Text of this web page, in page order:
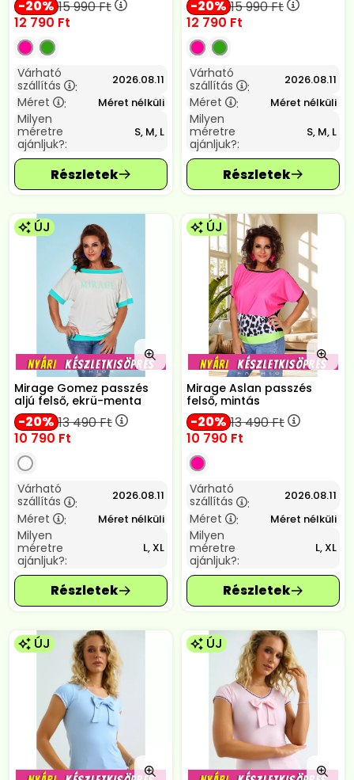
20 15 990Ft
12 790 Ft
Várható
szállítás
: 2026.08.11
Méret : Méret nélküli
Milyen
méretre
ajánljuk?:
S, M, L
20 15 990Ft
12 790 Ft
Várható
szállítás
: 2026.08.11
Méret : Méret nélküli
Milyen
méretre
ajánljuk?:
S, M, L
ÚJ
Mirage Gomez passzés
aljú felső, ekrü-menta
20 13 490Ft
10 790 Ft
Várható
szállítás
: 2026.08.11
Méret : Méret nélküli
Milyen
méretre
ajánljuk?:
L, XL
ÚJ
Mirage Aslan passzés
felső, mintás
20 13 490Ft
10 790 Ft
Várható
szállítás
: 2026.08.11
Méret : Méret nélküli
Milyen
méretre
ajánljuk?:
L, XL
ÚJ ÚJ